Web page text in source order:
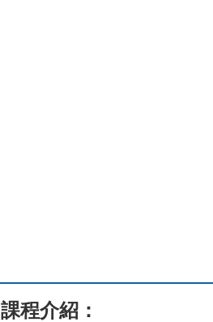
課程介紹：